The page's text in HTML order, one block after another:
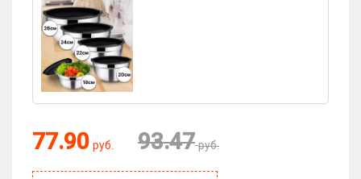
77.90 руб. 93.47 руб.